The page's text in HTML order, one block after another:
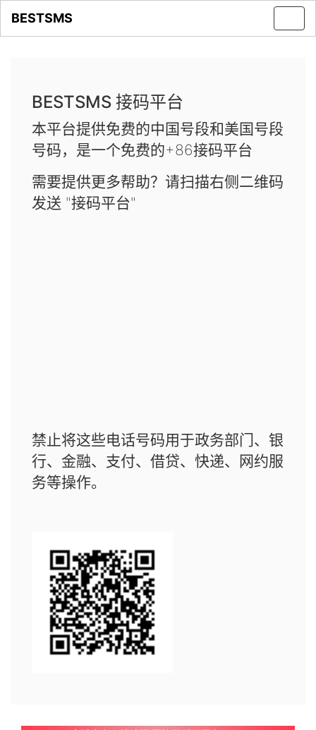
BESTSMS
BESTSMS 接码平台
本平台提供免费的中国号段和美国号段
号码，是一个免费的+86接码平台
需要提供更多帮助？请扫描右侧二维码
发送 "接码平台"
禁止将这些电话号码用于政务部门、银
行、金融、支付、借贷、快递、网约服
务等操作。